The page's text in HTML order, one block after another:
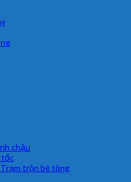
chậu
tốc
trộn bê tông